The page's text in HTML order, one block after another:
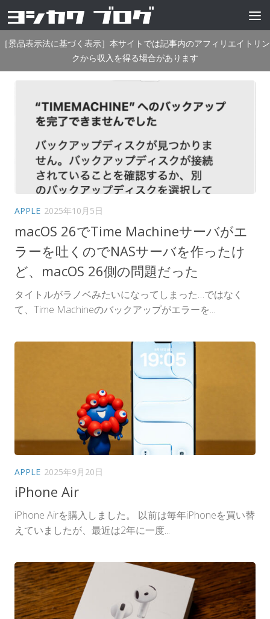
コンテンツへスキップ
［景品表示法に基づく表示］本サイトでは記事内のアフィリエイトリン
クから収入を得る場合があります
APPLE 2025年10月5日
macOS 26でTime Machineサーバがエ
ラーを吐くのでNASサーバを作ったけ
ど、macOS 26側の問題だった
タイトルがラノベみたいになってしまった…ではなく
て、Time Machineのバックアップがエラーを...
APPLE 2025年9月20日
iPhone Air
iPhone Airを購入しました。 以前は毎年iPhoneを買い替
えていましたが、最近は2年に一度...